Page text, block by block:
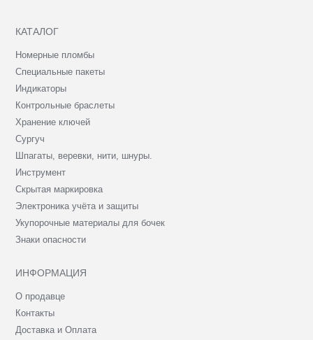
КАТАЛОГ
Номерные пломбы
Специальные пакеты
Индикаторы
Контрольные браслеты
Хранение ключей
Сургуч
Шпагаты, веревки, нити, шнуры.
Инструмент
Скрытая маркировка
Электроника учёта и защиты
Укупорочные материалы для бочек
Знаки опасности
ИНФОРМАЦИЯ
О продавце
Контакты
Доставка и Оплата